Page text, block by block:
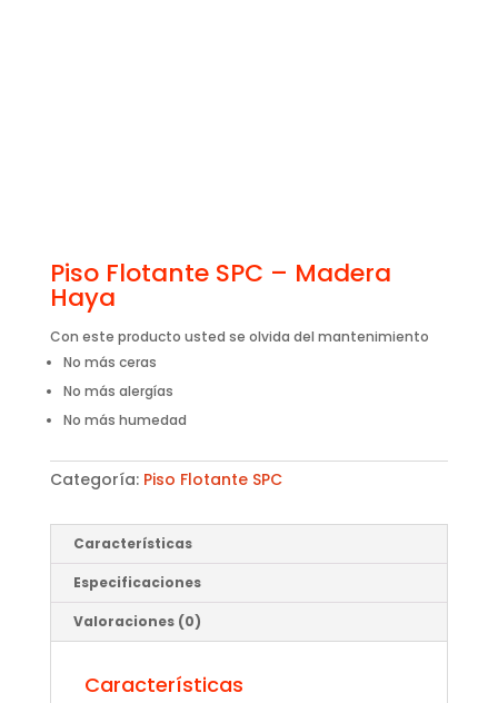
Piso Flotante SPC – Madera
Haya
Con este producto usted se olvida del mantenimiento
No más ceras
No más alergías
No más humedad
Categoría: Piso Flotante SPC
Características
Especificaciones
Valoraciones (0)
Características